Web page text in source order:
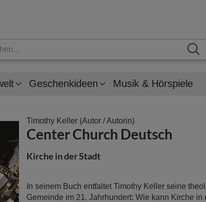
Geschenkideen Musik & Hörspiele
Timothy Keller (Autor / Autorin)
Center Church Deutsch
Kirche in der Stadt
In seinem Buch entfaltet Timothy Keller seine
Gemeinde im 21. Jahrhundert: Wie kann Kirche in